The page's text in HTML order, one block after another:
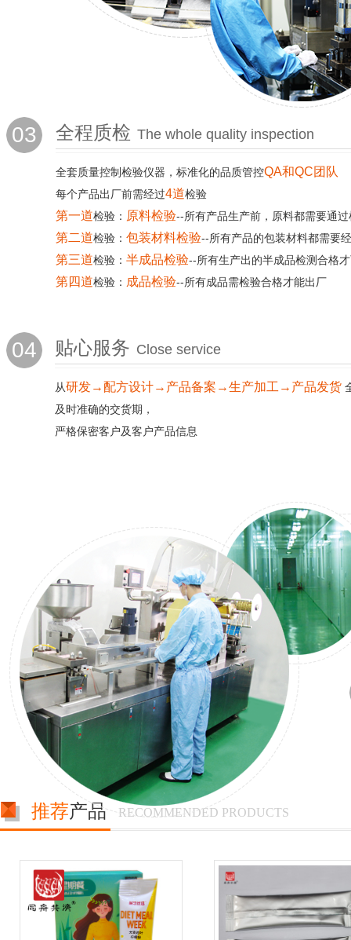
03 全程质检 The whole quality inspection
全套质量控制检验仪器，标准化的品质管控QA和QC团队
每个产品出厂前需经过4道检验
第一道检验： 原料检验--所有产品生产前，原料都需要通
第二道检验： 包装材料检验--所有产品的包装材料都需要
第三道检验： 半成品检验--所有生产出的半成品检测合格
第四道检验： 成品检验--所有成品需检验合格才能出厂
04 贴心服务 Close service
从研发→配方设计→产品备案→生产加工→产品发货
及时准确的交货期，
严格保密客户及客户产品信息
推荐产品 RECOMMENDED PRODUCTS